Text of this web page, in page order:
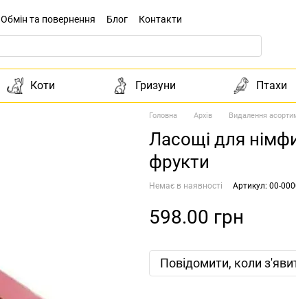
Обмін та повернення Блог
Контакти
Коти Гризуни Птахи
Головна Архів Видалення
Ласощі для
фрукти
Немає в наявності Артикул: 00-
598.00 грн
Повідомити, коли